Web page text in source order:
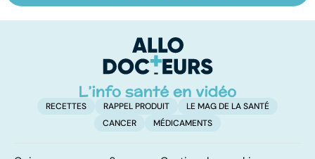
un oligo-élément
le régime
solution ?
RECETTES RAPPEL PRODUIT
LE MAG DE LA SANTÉ
CANCER
MÉDICAMENTS